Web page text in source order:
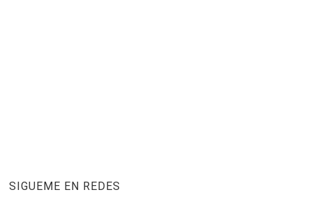
SIGUEME EN REDES